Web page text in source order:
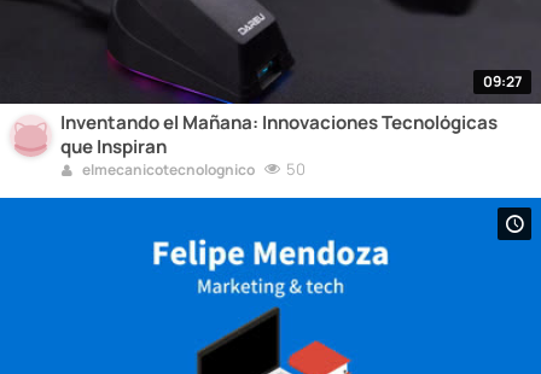
09:27
Inventando el Mañana: Innovaciones Tecnológicas
que Inspiran
elmecanicotecnolognico 50